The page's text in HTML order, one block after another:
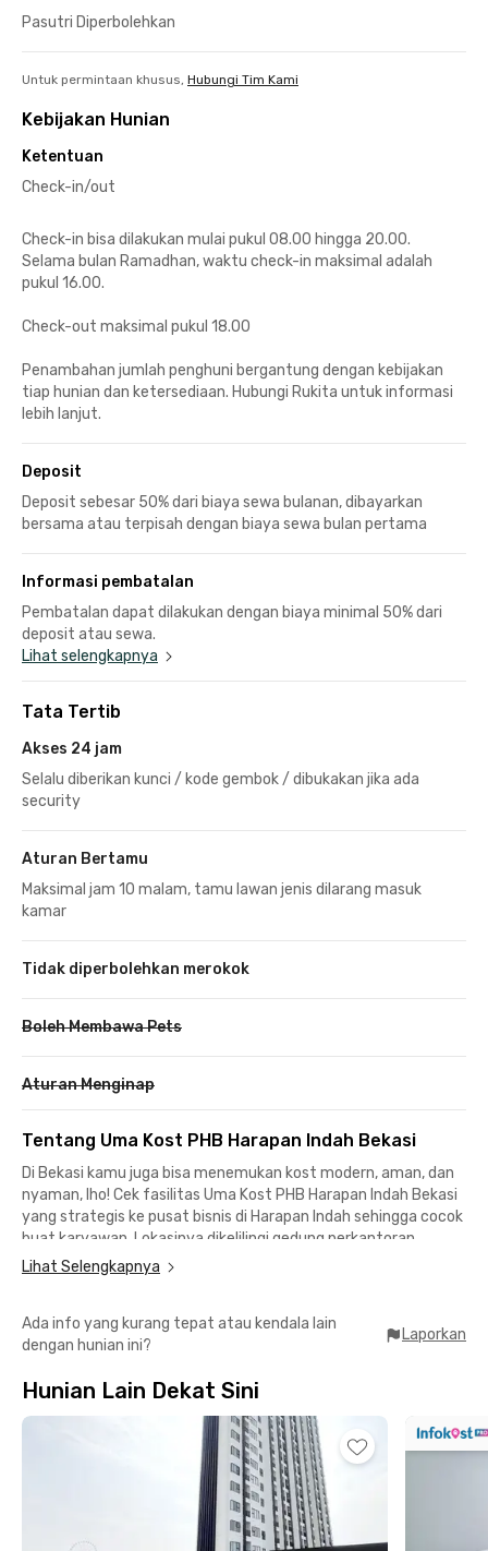
Pasutri Diperbolehkan
Untuk permintaan khusus, Hubungi Tim Kami
Kebijakan Hunian
Ketentuan
Check-in/out
Check-in bisa dilakukan mulai pukul 08.00 hingga 20.00.
Selama bulan Ramadhan, waktu check-in maksimal adalah
pukul 16.00.
Check-out maksimal pukul 18.00
Penambahan jumlah penghuni bergantung dengan kebijakan
tiap hunian dan ketersediaan. Hubungi Rukita untuk informasi
lebih lanjut.
Deposit
Deposit sebesar 50% dari biaya sewa bulanan, dibayarkan
bersama atau terpisah dengan biaya sewa bulan pertama
Informasi pembatalan
Pembatalan dapat dilakukan dengan biaya minimal 50% dari
deposit atau sewa.
Lihat selengkapnya
Tata Tertib
Akses 24 jam
Selalu diberikan kunci / kode gembok / dibukakan jika ada
security
Aturan Bertamu
Maksimal jam 10 malam, tamu lawan jenis dilarang masuk
kamar
Tidak diperbolehkan merokok
Boleh Membawa Pets
Aturan Menginap
Tentang Uma Kost PHB Harapan Indah Bekasi
Di Bekasi kamu juga bisa menemukan kost modern, aman, dan
nyaman, lho! Cek fasilitas Uma Kost PHB Harapan Indah Bekasi
yang strategis ke pusat bisnis di Harapan Indah sehingga cocok
buat karyawan. Lokasinya dikelilingi gedung perkantoran
seperti Bridgestone, Sinar Sosro, Arnotts, dan Tempo Logistics
yang berjarak sekitar 10 menit berkendara.
Tenang, kost Bekasi ini juga cocok buat mahasiswa BINUS
karena kamu bisa mencapai Kampus BINUS @Bekasi dalam 22
Living Plaza Kota Harapan Indah cuma 6 menit jauhnya.
Tinggal di Uma Kost PHB Harapan Indah Bekasi nggak bakal
pusing soal biaya tambahan—semuanya sudah termasuk sewa
kost bulananmu. Dengan lokasi strategis dan fasilitas premium,
kost Bekasi ini siap jadi rumah keduamu. Yuk, booking sekarang!
Lihat Selengkapnya
Ada info yang kurang tepat atau kendala lain
dengan hunian ini?
Laporkan
Hunian Lain Dekat Sini